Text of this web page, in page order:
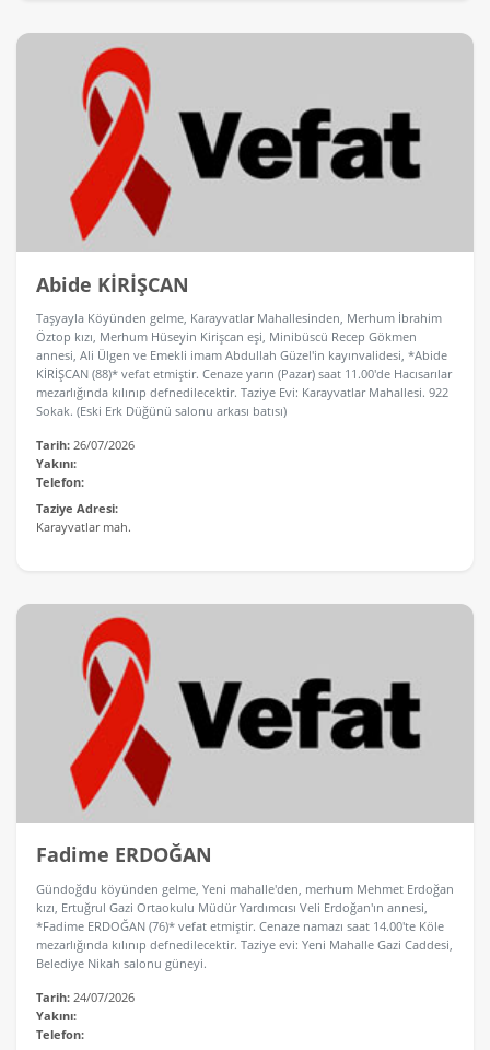
Abide KİRİŞCAN
Taşyayla Köyünden gelme, Karayvatlar Mahallesinden, Merhum İbrahim
Öztop kızı, Merhum Hüseyin Kirişcan eşi, Minibüscü Recep Gökmen
annesi, Ali Ülgen ve Emekli imam Abdullah Güzel'in kayınvalidesi, *Abide
KİRİŞCAN (88)* vefat etmiştir. Cenaze yarın (Pazar) saat 11.00'de Hacısarılar
mezarlığında kılınıp defnedilecektir. Taziye Evi: Karayvatlar Mahallesi. 922
Sokak. (Eski Erk Düğünü salonu arkası batısı)
Tarih:26/07/2026
Yakını:
Telefon:
Taziye Adresi:
Karayvatlar mah.
Fadime ERDOĞAN
Gündoğdu köyünden gelme, Yeni mahalle'den, merhum Mehmet Erdoğan
kızı, Ertuğrul Gazi Ortaokulu Müdür Yardımcısı Veli Erdoğan'ın annesi,
*Fadime ERDOĞAN (76)* vefat etmiştir. Cenaze namazı saat 14.00'te Köle
mezarlığında kılınıp defnedilecektir. Taziye evi: Yeni Mahalle Gazi Caddesi,
Belediye Nikah salonu güneyi.
Tarih:24/07/2026
Yakını:
Telefon: